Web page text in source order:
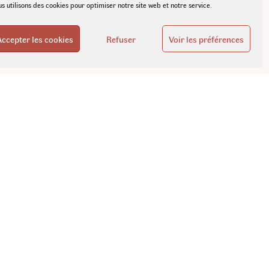
utilisons des cookies pour optimiser notre site web et notre service.
les cookies Refuser Voir les préférences